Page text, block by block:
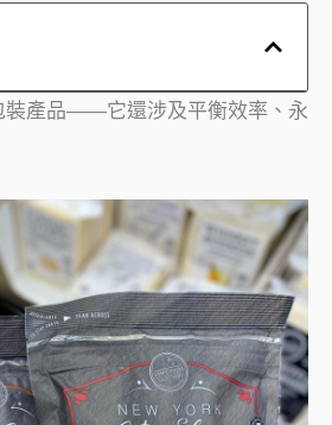
裝產品——它還涉及平衡效率、永